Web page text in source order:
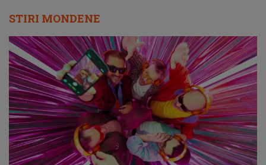
STIRI MONDENE